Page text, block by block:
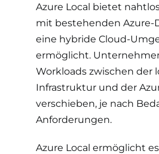
Azure Local bietet
mit bestehenden Azure-
eine hybride Cloud-
ermöglicht.
Workloads zwischen der
Infrastruktur und der
verschieben, je nach
Anforderungen.
Azure Local ermöglicht es